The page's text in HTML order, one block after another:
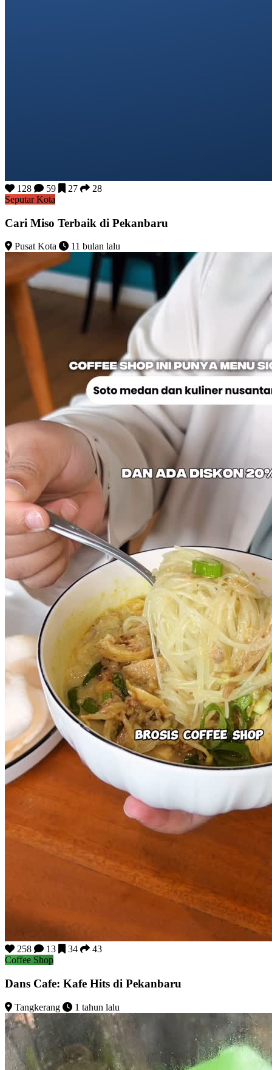
128 59 27
28
Seputar Kota
Cari Miso Terbaik di Pekanbaru
Pusat Kota 11 bulan lalu
258 13 34
43
Coffee Shop
Dans Cafe: Kafe Hits di Pekanbaru
Tangkerang 1 tahun lalu